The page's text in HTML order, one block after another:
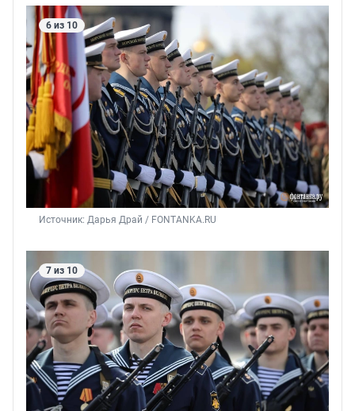
6 из 10
Источник: Дарья Драй / FONTANKA.RU
7 из 10